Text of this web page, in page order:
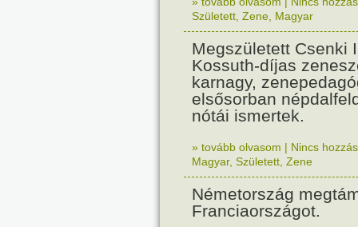
Született Zene Magyar
Megszületett Csenki
Kossuth-díjas
karnagy,
elsősorban
nótái ismertek.
» tovább olvasom | Nincs
Magyar, Született Zene
Németország
Franciaországot.